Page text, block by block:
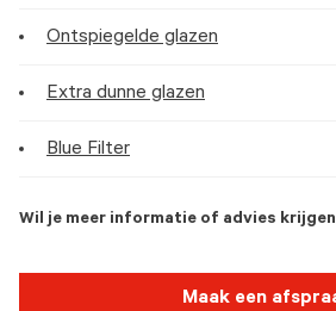
Ontspiegelde glazen
Extra dunne glazen
Blue Filter
Wil je meer informatie of advies
Maak een